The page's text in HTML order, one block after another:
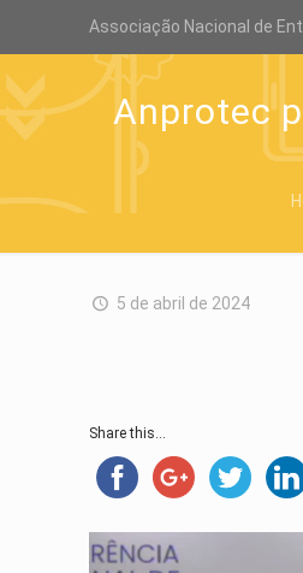
Associação Nacional de
Anprotec
5 de abril de 2024
Share this...